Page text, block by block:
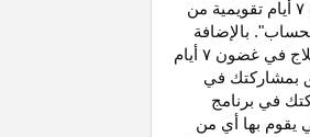
۷ أيام تقويمية من
بالإضافة
في غضون ۷ أيام
بمشاركتك في
في برنامج
يقوم بها أي من